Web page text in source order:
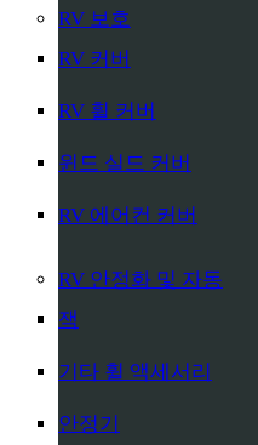
RV 보호
RV 커버
RV 휠 커버
윈드 실드 커버
RV 에어컨 커버
RV 안정화 및 자동
잭
기타 휠 액세서리
안정기